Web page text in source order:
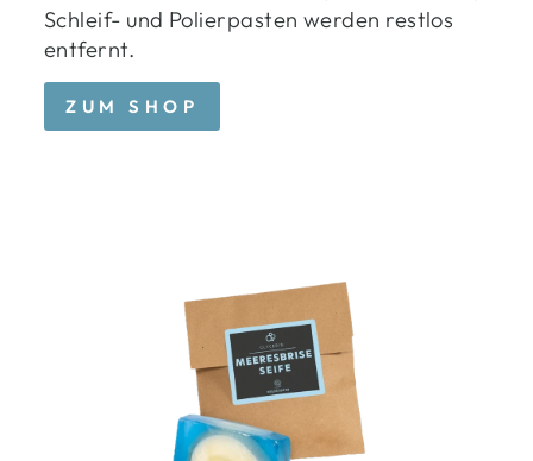
Schleif- und Polierpasten werden restlos
entfernt.
ZUM SHOP